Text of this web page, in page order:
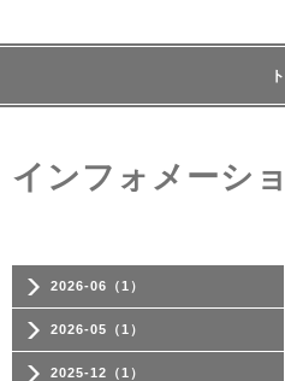
2026-06（1）
2026-05（1）
2025-12（1）
インフォメーシ